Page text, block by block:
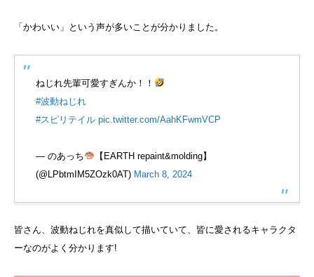
「かわいい」という声が多いことが分かりました。
ねじれ先輩可愛すぎんか！！
#波動ねじれ
#スピリテイル pic.twitter.com/AahKFwmVCP
— のあっち
【EARTH repaint&molding】
(@LPbtmIM5ZOzk0AT) March 8, 2024
皆さん、波動ねじれを真似して描いていて、皆に愛されるキャラクタ
ーなのがよく分かります!